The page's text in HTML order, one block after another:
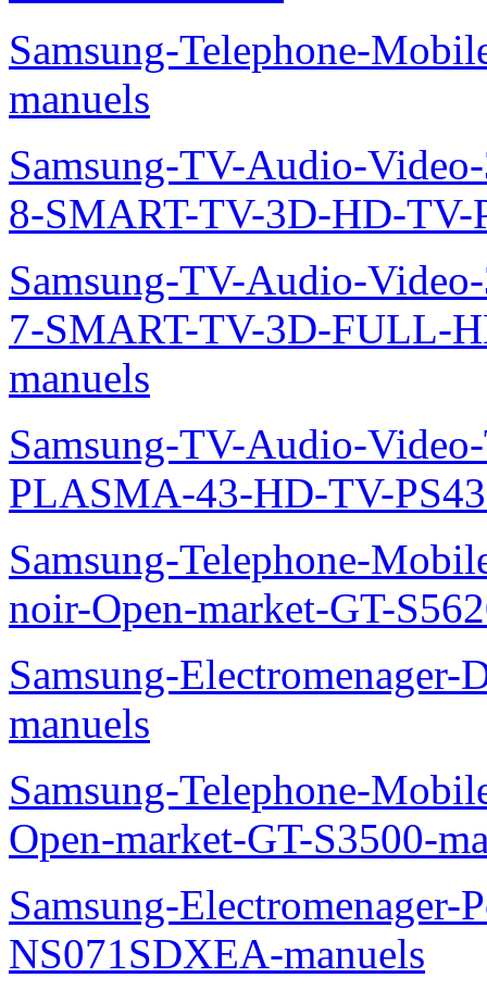
S08FR-manuels
Samsung-Informatique-
900X3C-A05FR-
Samsung-Informatique-
S02FR-manuels
Samsung-Telephone-
manuels
Samsung-TV-Audio-
8-SMART-TV-3D-HD-TV-
Samsung-TV-Audio-
7-SMART-TV-3D-FULL-
manuels
Samsung-TV-Audio-
PLASMA-43-HD-TV-
Samsung-Telephone-
noir-Open-market-GT-
Samsung-Electromenager-